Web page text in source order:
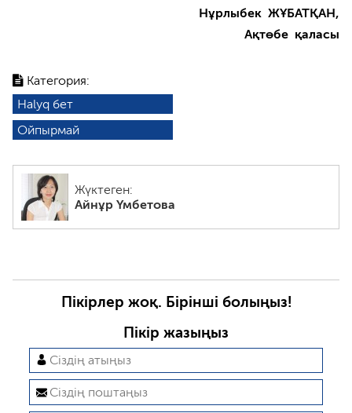
Категория:
Halyq бет
Ойпырмай
Жүктеген:
Айнұр Үмбетова
Нұрлыбек ЖҰБАТҚАН,
Ақтөбе қаласы
Пікірлер жоқ. Бірінші болыңыз!
Пікір жазыңыз